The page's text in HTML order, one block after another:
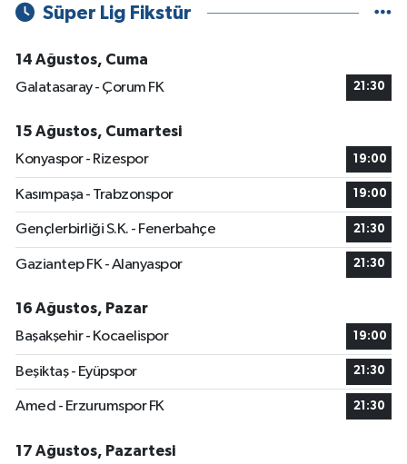
Süper Lig Fikstür
14 Ağustos, Cuma
Galatasaray - Çorum FK
21:30
15 Ağustos, Cumartesi
Konyaspor - Rizespor
19:00
Kasımpaşa - Trabzonspor 19:00
Gençlerbirliği S.K. - Fenerbahçe 21:30
Gaziantep FK - Alanyaspor 21:30
16 Ağustos, Pazar
Başakşehir - Kocaelispor
19:00
Beşiktaş - Eyüpspor 21:30
Amed - Erzurumspor FK 21:30
17 Ağustos, Pazartesi